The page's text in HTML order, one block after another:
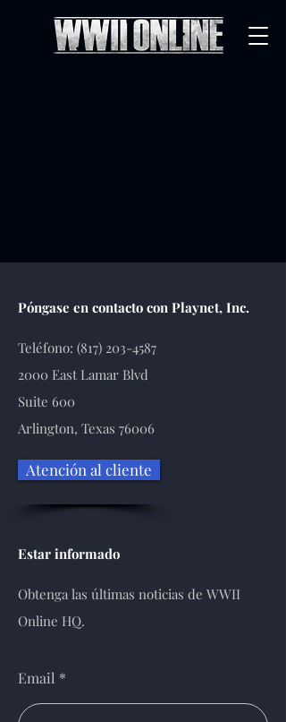
Póngase en contacto con Playnet, Inc.
Teléfono: (817) 203-4587
2000 East Lamar Blvd
Suite 600
Arlington, Texas 76006
Atención al cliente
Estar informado
Obtenga las últimas noticias de WWII
Online HQ.
Email